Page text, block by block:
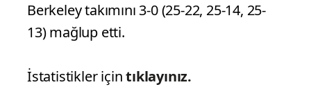
Berkeley takımını 3-0 (25-22, 25-14, 25-
13) mağlup etti.
İstatistikler içintıklayınız.